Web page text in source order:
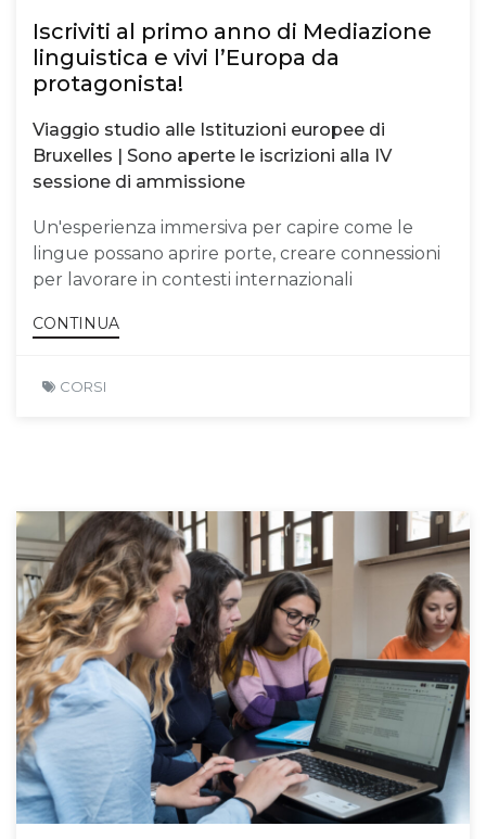
Iscriviti al primo anno di Mediazione
linguistica e vivi l’Europa da
protagonista!
Viaggio studio alle Istituzioni europee di
Bruxelles | Sono aperte le iscrizioni alla IV
sessione di ammissione
Un'esperienza immersiva per capire come le
lingue possano aprire porte, creare connessioni
per lavorare in contesti internazionali
CONTINUA
CORSI